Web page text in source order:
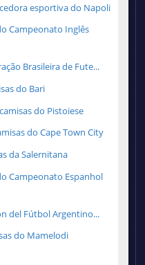
esportiva do Napoli
Campeonato Inglês
Brasileira de Fute...
do Bari
do Pistoiese
do Cape Town City
da Salernitana
Campeonato Espanhol
del Fútbol Argentino...
do Mamelodi